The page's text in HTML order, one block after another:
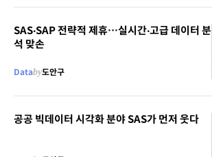
SAS‧SAP 전략적 제휴…실시간‧고급 데이터 분
석 맞손
Databy도안구
공공 빅데이터 시각화 분야 SAS가 먼저 웃다